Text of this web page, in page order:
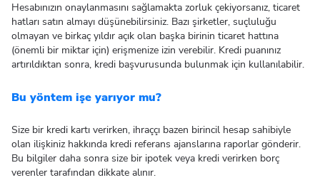
Hesabınızın onaylanmasını sağlamakta zorluk çekiyorsanız, ticaret
hatları satın almayı düşünebilirsiniz. Bazı şirketler, suçluluğu
olmayan ve birkaç yıldır açık olan başka birinin ticaret hattına
(önemli bir miktar için) erişmenize izin verebilir. Kredi puanınız
artırıldıktan sonra, kredi başvurusunda bulunmak için kullanılabilir.
Bu yöntem işe yarıyor mu?
Size bir kredi kartı verirken, ihraççı bazen birincil hesap sahibiyle
olan ilişkiniz hakkında kredi referans ajanslarına raporlar gönderir.
Bu bilgiler daha sonra size bir ipotek veya kredi verirken borç
verenler tarafından dikkate alınır.